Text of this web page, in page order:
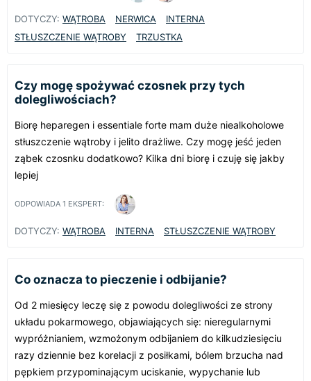
DOTYCZY: WĄTROBA NERWICA
INTERNA
STŁUSZCZENIE WĄTROBY
TRZUSTKA
Czy mogę spożywać czosnek przy tych
dolegliwościach?
Biorę heparegen i essentiale forte mam duże niealkoholowe
stłuszczenie wątroby i jelito drażliwe. Czy mogę jeść jeden
ząbek czosnku dodatkowo? Kilka dni biorę i czuję się jakby
lepiej
ODPOWIADA 1 EKSPERT:
DOTYCZY: WĄTROBA INTERNA STŁUSZCZENIE WĄTROBY
Co oznacza to pieczenie i odbijanie?
Od 2 miesięcy leczę się z powodu dolegliwości ze strony
układu pokarmowego, objawiających się: nieregularnymi
wypróżnianiem, wzmożonym odbijaniem do kilkudziesięciu
razy dziennie bez korelacji z posiłkami, bólem brzucha nad
pępkiem przypominającym uciskanie, wypychanie lub